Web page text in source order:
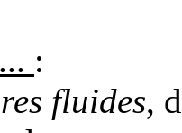
:
fluides,